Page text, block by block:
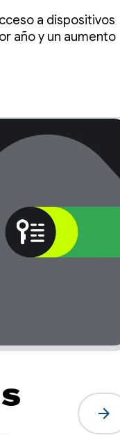
a dispositivos
año y un aumento
arrow_forward